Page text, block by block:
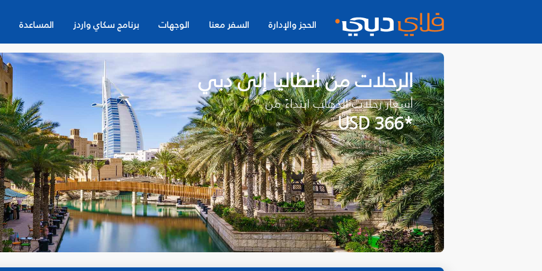
الحجز والإدارة السفر معنا الوجهات برنامج سكاي واردز المساعدة
الرحلات من أنطاليا إلى دبي
أسعار رحلات الذهاب ابتداءً من
*USD 366